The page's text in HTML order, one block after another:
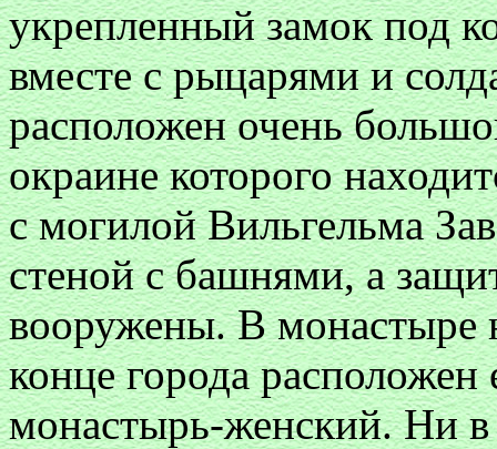
укрепленный замок под
вместе с рыцарями и
расположен очень
окраине которого
с могилой Вильгельма
стеной с башнями, а
вооружены. В монастыре
конце города
монастырь-женский. Ни